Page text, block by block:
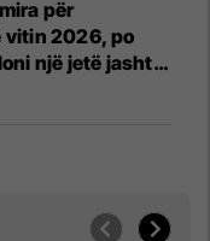
për
vitin 2026, po
një jetë jashtë